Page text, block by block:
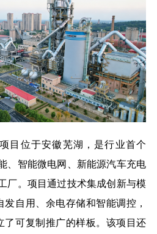
位于安徽芜湖，是行业首个
、智能微电网、新能源汽车充电
厂。项目通过技术集成创新与模
自用、余电存储和智能调控，
了可复制推广的样板。该项目还